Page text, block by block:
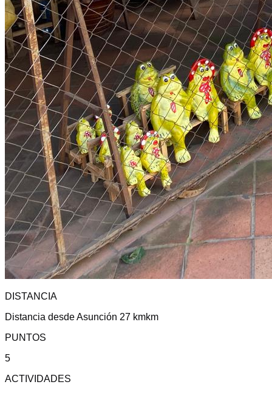
DISTANCIA
Distancia desde Asunción 27 kmkm
PUNTOS
5
ACTIVIDADES